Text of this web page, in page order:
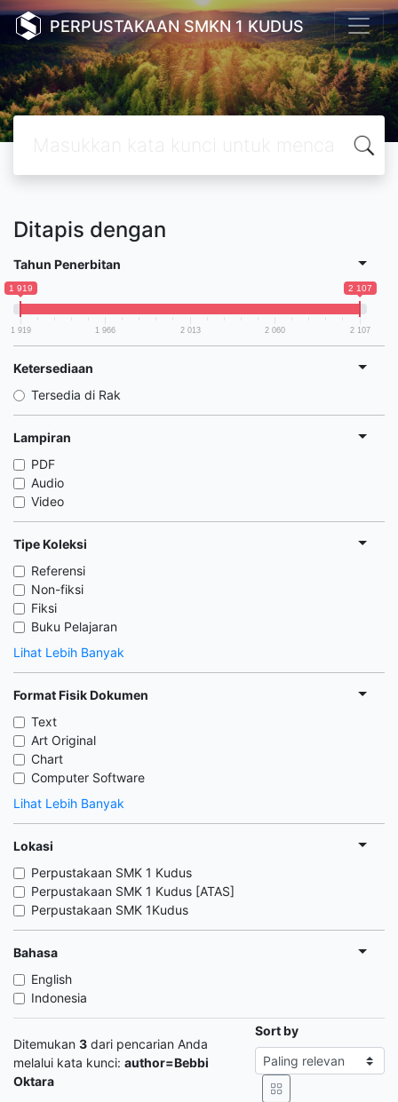
PERPUSTAKAAN SMKN 1 KUDUS
Ditapis dengan
Tahun Penerbitan
1 919 2 107
1 919 1 966 2 013 2 060 2 107
Ketersediaan
Tersedia di Rak
Lampiran
PDF
Audio
Video
Tipe Koleksi
Referensi
Non-fiksi
Fiksi
Buku Pelajaran
Lihat Lebih Banyak
Format Fisik Dokumen
Text
Art Original
Chart
Computer Software
Lihat Lebih Banyak
Lokasi
Perpustakaan SMK 1 Kudus
Perpustakaan SMK 1 Kudus [ATAS]
Perpustakaan SMK 1Kudus
Bahasa
English
Indonesia
Ditemukan 3 dari pencarian Anda
melalui kata kunci: author=Bebbi
Oktara
Sort by